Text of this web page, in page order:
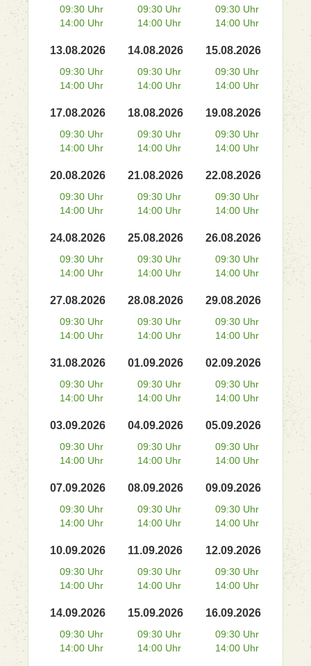
09:30 Uhr
14:00 Uhr
09:30 Uhr
14:00 Uhr
09:30 Uhr
14:00 Uhr
13.08.2026
09:30 Uhr
14:00 Uhr
14.08.2026
09:30 Uhr
14:00 Uhr
15.08.2026
09:30 Uhr
14:00 Uhr
17.08.2026
09:30 Uhr
14:00 Uhr
18.08.2026
09:30 Uhr
14:00 Uhr
19.08.2026
09:30 Uhr
14:00 Uhr
20.08.2026
09:30 Uhr
14:00 Uhr
21.08.2026
09:30 Uhr
14:00 Uhr
22.08.2026
09:30 Uhr
14:00 Uhr
24.08.2026
09:30 Uhr
14:00 Uhr
25.08.2026
09:30 Uhr
14:00 Uhr
26.08.2026
09:30 Uhr
14:00 Uhr
27.08.2026
09:30 Uhr
14:00 Uhr
28.08.2026
09:30 Uhr
14:00 Uhr
29.08.2026
09:30 Uhr
14:00 Uhr
31.08.2026
09:30 Uhr
14:00 Uhr
01.09.2026
09:30 Uhr
14:00 Uhr
02.09.2026
09:30 Uhr
14:00 Uhr
03.09.2026
09:30 Uhr
14:00 Uhr
04.09.2026
09:30 Uhr
14:00 Uhr
05.09.2026
09:30 Uhr
14:00 Uhr
07.09.2026
09:30 Uhr
14:00 Uhr
08.09.2026
09:30 Uhr
14:00 Uhr
09.09.2026
09:30 Uhr
14:00 Uhr
10.09.2026
09:30 Uhr
14:00 Uhr
11.09.2026
09:30 Uhr
14:00 Uhr
12.09.2026
09:30 Uhr
14:00 Uhr
14.09.2026
09:30 Uhr
14:00 Uhr
15.09.2026
09:30 Uhr
14:00 Uhr
16.09.2026
09:30 Uhr
14:00 Uhr